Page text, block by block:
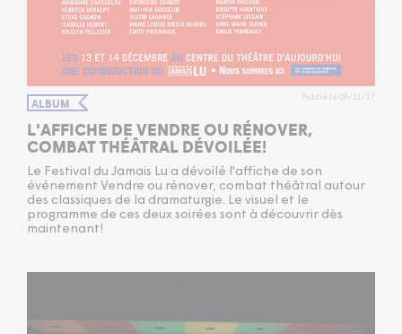
ALBUM Publié le 09/11/17
L'AFFICHE DE VENDRE OU RÉNOVER,
COMBAT THÉÂTRAL DÉVOILÉE!
Le Festival du Jamais Lu a dévoilé l'affiche de son
événement Vendre ou rénover, combat théâtral autour
des classiques de la dramaturgie. Le visuel et le
programme de ces deux soirées sont à découvrir dès
maintenant!